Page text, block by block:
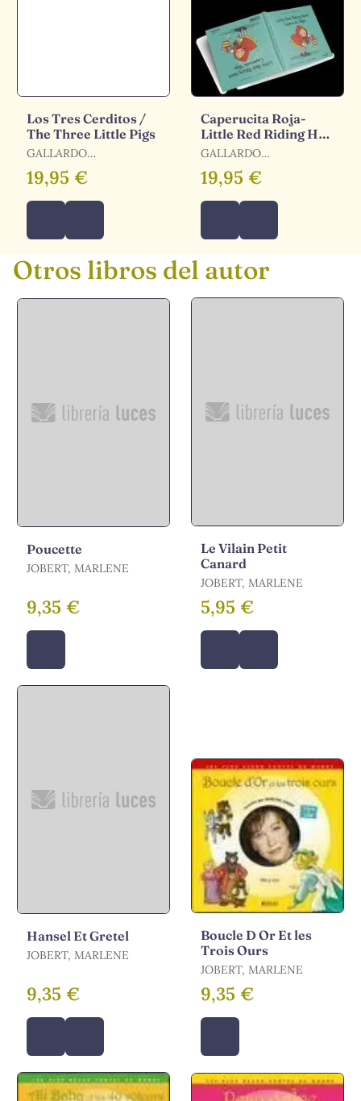
Los Tres Cerditos /
The Three Little Pigs
GALLARDO
SANCHEZ,PEDRO
19,95 €
Caperucita Roja-
Little Red Riding Hoo
Cas-Ing
GALLARDO
SANCHEZ,PEDRO
19,95 €
Otros libros del autor
Poucette
JOBERT, MARLENE
9,35 €
Le Vilain Petit
Canard
JOBERT, MARLENE
5,95 €
Hansel Et Gretel
JOBERT, MARLENE
9,35 €
Boucle D Or Et les
Trois Ours
JOBERT, MARLENE
9,35 €